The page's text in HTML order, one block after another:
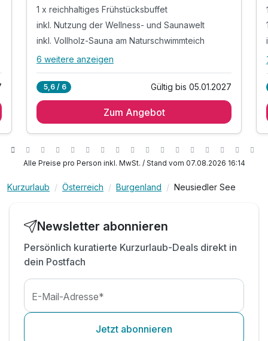
Ausstattung
Zusatznächte
1 x reichhaltiges Frühstücksbuffet
inkl. Nutzung der Wellness- und Saunawelt
inkl. Vollholz-Sauna am Naturschwimmteich
Alle Inklusivleistungen
1 x reichhaltiges Frühstücksbuffet
inkl. Innen- & Außenbecken & Schilfhüttensauna
inkl. VILA VITA Fahrrad-Verleih
inkl. Parkplatz beim Hotel
6 weitere anzeigen
5,6 / 6 Gültig bis 05.01.2027
Zum Angebot
Alle Preise pro Person inkl. MwSt. / Stand vom 07.08.2026 16:14
Kurzurlaub Österreich Burgenland Neusiedler See
Newsletter abonnieren
Persönlich kuratierte Kurzurlaub-Deals direkt in
dein Postfach
E-Mail-Adresse*
Jetzt abonnieren